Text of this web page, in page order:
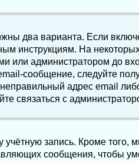
два варианта. Если
инструкциям. На
или администратором до
сообщение, следуйте
адрес email
связаться с
запись. Кроме того,
сообщения, чтобы